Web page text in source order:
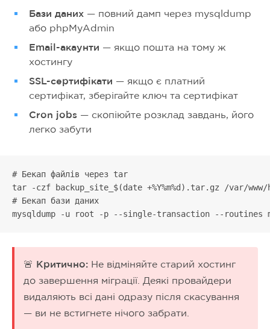
Бази даних — повний дамп через mysqldump
або phpMyAdmin
Email-акаунти — якщо пошта на тому ж
хостингу
SSL-сертифікати — якщо є платний
сертифікат, зберігайте ключ та сертифікат
Cron jobs — скопіюйте розклад завдань, його
легко забути
# Бекап файлів через tar
tar -czf backup_site_$(date +%Y%m%d).tar.gz /var/
# Бекап бази даних
mysqldump -u root -p --single-transaction --routines
🚨 Критично: Не відміняйте старий хостинг
до завершення міграції. Деякі провайдери
видаляють всі дані одразу після скасування
— ви не встигнете нічого забрати.